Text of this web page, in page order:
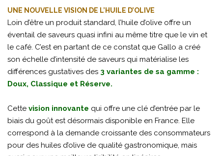
UNE NOUVELLE VISION DE L’HUILE D’OLIVE
Loin d’être un produit standard, l’huile d’olive offre un
éventail de saveurs quasi infini au même titre que le vin et
le café. C’est en partant de ce constat que Gallo a créé
son échelle d’intensité de saveurs qui matérialise les
différences gustatives des 3 variantes de sa gamme :
Doux, Classique et Réserve.
Cette vision innovante qui offre une clé d’entrée par le
biais du goût est désormais disponible en France. Elle
correspond à la demande croissante des consommateurs
pour des huiles d’olive de qualité gastronomique, mais